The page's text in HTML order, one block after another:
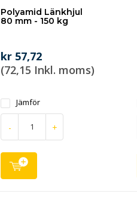
Polyamid Länkhjul
80 mm - 150 kg
kr 57,72
(72,15 Inkl. moms)
Jämför
- +